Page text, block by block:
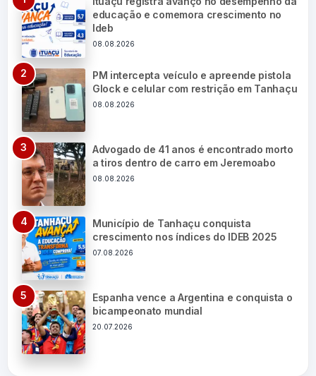
educação e comemora crescimento no
Ideb
08.08.2026
PM intercepta veículo e apreende pistola
Glock e celular com restrição em Tanhaçu
08.08.2026
Advogado de 41 anos é encontrado morto
a tiros dentro de carro em Jeremoabo
08.08.2026
Município de Tanhaçu conquista
crescimento nos índices do IDEB 2025
07.08.2026
Espanha vence a Argentina e conquista o
bicampeonato mundial
20.07.2026